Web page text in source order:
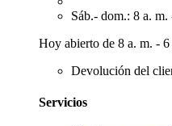
Sáb.- dom.: 8 a. m.
Hoy abierto de 8 a. m. - 6
Devolución del
Servicios